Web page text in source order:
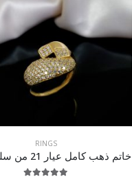
RINGS
خاتم ذهب كامل عيار 21 من سليمه جولد